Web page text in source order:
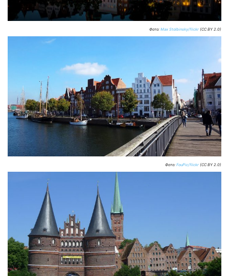
Фото: Max Stolbinsky/flickr (CC BY 2.0)
Фото: FouPic/flickr (CC BY 2.0)